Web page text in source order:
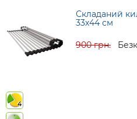
Складаний
33х44 см
900 грн.
4